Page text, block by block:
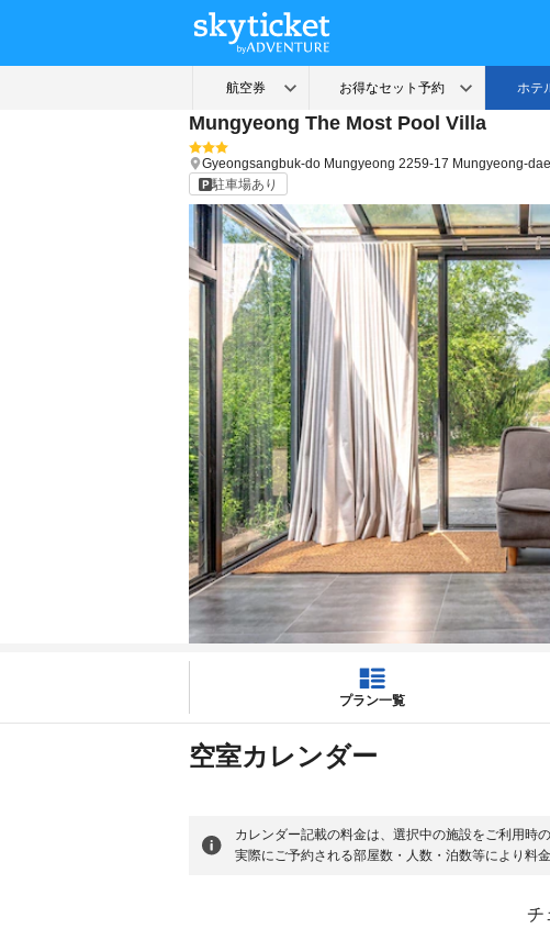
Mungyeong The Most Pool Villa
Gyeongsangbuk-do Mungyeong 2259-17 Mungyeong-
駐車場あり
プラン一覧
空室カレンダー
カレンダー記載の料金は、選択中の施設をご利用時の
実際にご予約される部屋数・人数・泊数等により料
チ